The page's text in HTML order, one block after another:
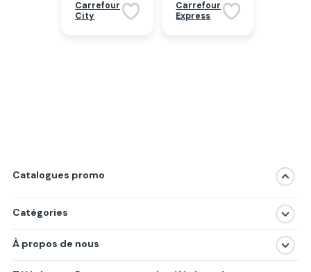
Carrefour
City
Carrefour
Express
Catalogues promo
Catégories
Produits
À propos de nous